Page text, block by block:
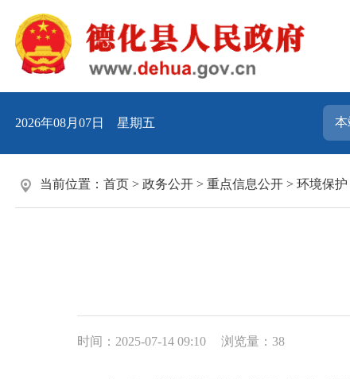
2026年08月07日 星期五
当前位置： 首页 > 政务公开 > 重点信息公开 > 环境保护
时间：2025-07-14 09:10 浏览量： 38